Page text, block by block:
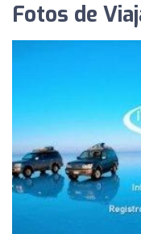
Fotos de